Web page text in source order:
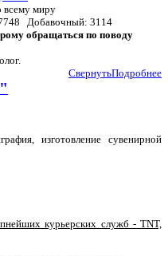
всему миру
Добавочный: 3114
обращаться по поводу
Подробнее
Свернуть
изготовление сувенирной
курьерских служб - TNT,